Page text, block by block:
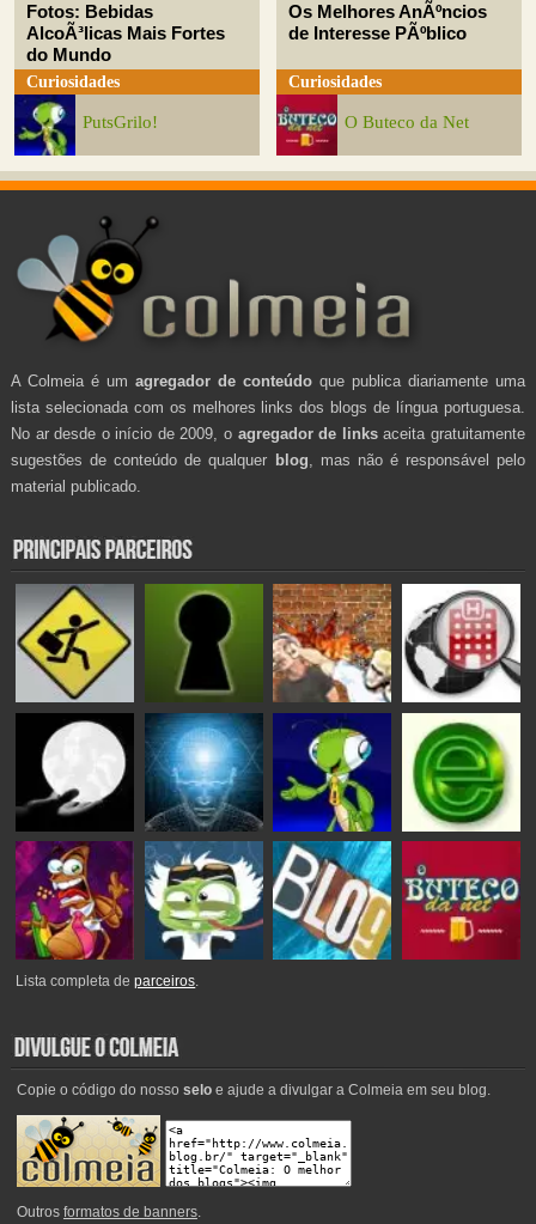
Fotos: Bebidas
AlcoÃ³licas Mais Fortes
do Mundo
Curiosidades
PutsGrilo!
Os Melhores AnÃºncios
de Interesse PÃºblico
Curiosidades
O Buteco da Net
A Colmeia é um agregador de conteúdo que publica diariamente uma
lista selecionada com os melhores links dos blogs de língua portuguesa.
No ar desde o início de 2009, o agregador de linksaceita gratuitamente
sugestões de conteúdo de qualquer blog , mas não é responsável pelo
material publicado.
Lista completa deparceiros.
Copie o código do nosso seloe ajude a divulgar a Colmeia em seu blog.
Outros formatos de banners.